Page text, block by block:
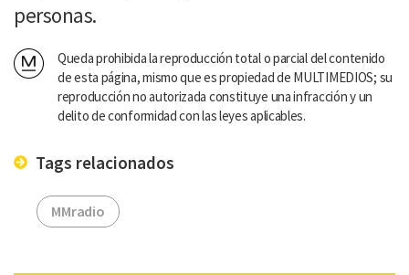
personas.
Queda prohibida la reproducción total o parcial del contenido
de esta página, mismo que es propiedad de MULTIMEDIOS; su
reproducción no autorizada constituye una infracción y un
delito de conformidad con las leyes aplicables.
Tags relacionados
MMradio